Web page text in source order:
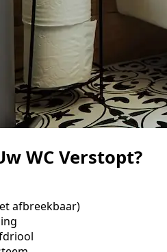
WC Verstopt?
afbreekbaar)